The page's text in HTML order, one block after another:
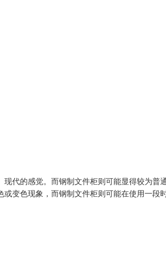
代的感觉。而钢制文件柜则可能显得较为普
变色现象，而钢制文件柜则可能在使用一段